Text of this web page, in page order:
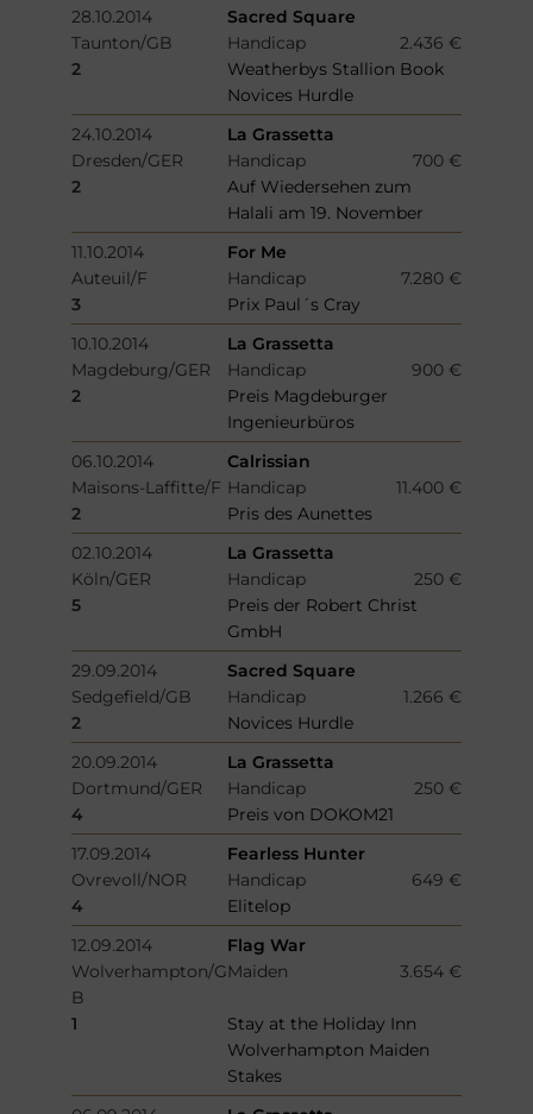
28.10.2014
Sacred Square
Taunton/GB
Handicap
2.436 €
2
Weatherbys Stallion Book
Novices Hurdle
24.10.2014
La Grassetta
Dresden/GER
Handicap
700 €
2
Auf Wiedersehen zum
Halali am 19. November
11.10.2014
For Me
Auteuil/F
Handicap
7.280 €
3
Prix Paul´s Cray
10.10.2014
La Grassetta
Magdeburg/GER
Handicap
900 €
2
Preis Magdeburger
Ingenieurbüros
06.10.2014
Calrissian
Maisons-Laffitte/F Handicap
11.400 €
2
Pris des Aunettes
02.10.2014
La Grassetta
Köln/GER
Handicap
250 €
5
Preis der Robert Christ
GmbH
29.09.2014
Sacred Square
Sedgefield/GB
Handicap
1.266 €
2
Novices Hurdle
20.09.2014
La Grassetta
Dortmund/GER
Handicap
250 €
4
Preis von DOKOM21
17.09.2014
Fearless Hunter
Ovrevoll/NOR
Handicap
649 €
4
Elitelop
12.09.2014
Flag War
Wolverhampton/G
B
Maiden 3.654 €
1
Stay at the Holiday Inn
Wolverhampton Maiden
Stakes